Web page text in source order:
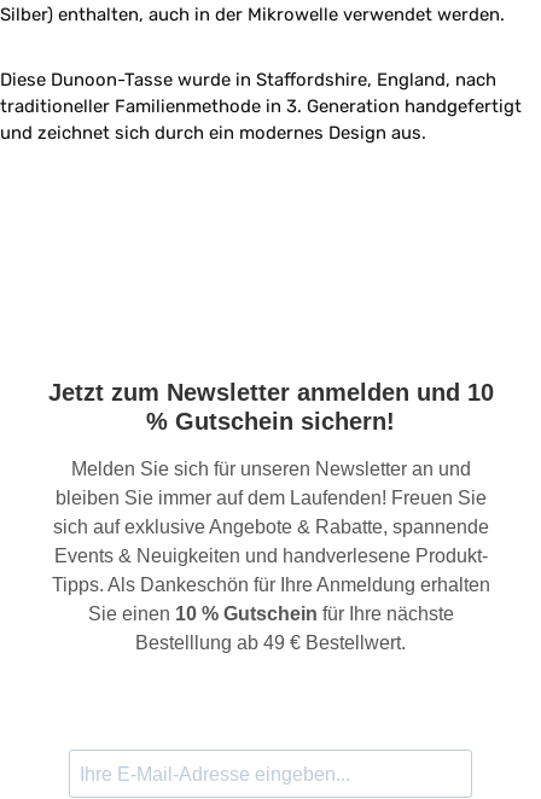
Silber) enthalten, auch in der Mikrowelle verwendet werden.
Diese Dunoon-Tasse wurde in Staffordshire, England, nach
traditioneller Familienmethode in 3. Generation handgefertigt
und zeichnet sich durch ein modernes Design aus.
Jetzt zum Newsletter anmelden und 10
% Gutschein sichern!
Melden Sie sich für unseren Newsletter an und
bleiben Sie immer auf dem Laufenden! Freuen Sie
sich auf exklusive Angebote & Rabatte, spannende
Events & Neuigkeiten und handverlesene Produkt-
Tipps. Als Dankeschön für Ihre Anmeldung erhalten
Sie einen 10 % Gutschein für Ihre nächste
Bestelllung ab 49 € Bestellwert.